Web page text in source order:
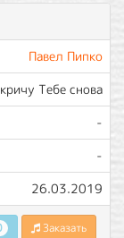
Павел Пипко
Тебе снова
-
-
26.03.2019
Заказать